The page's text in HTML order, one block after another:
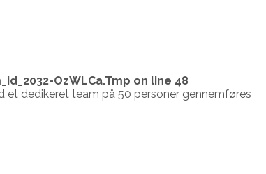
OzWLCa.Tmp on line 48
et dedikeret team på 50 personer gennemføres